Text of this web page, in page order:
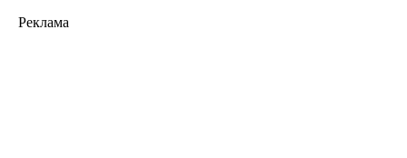
Реклама